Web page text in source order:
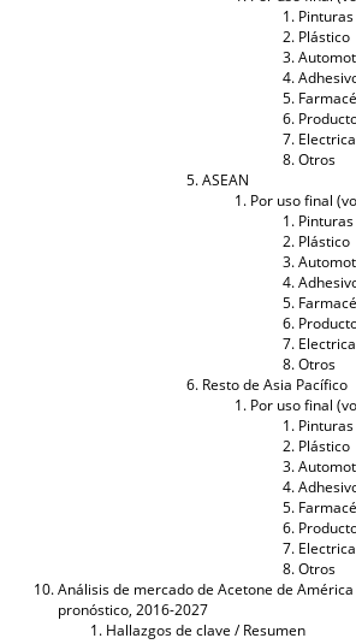
Plástico
Otros
ASEAN
Por uso final
Plástico
Otros
Resto de Asia Pacífico
Por uso final
Plástico
Otros
Análisis de mercado de Acetone de
pronóstico, 2016-2027
Hallazgos de clave / Resumen